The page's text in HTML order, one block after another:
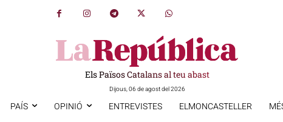
Els Països Catalans al teu abast
Dijous, 06 de agost del 2026
PAÍS OPINIÓ ENTREVISTES ELMONCASTELLER